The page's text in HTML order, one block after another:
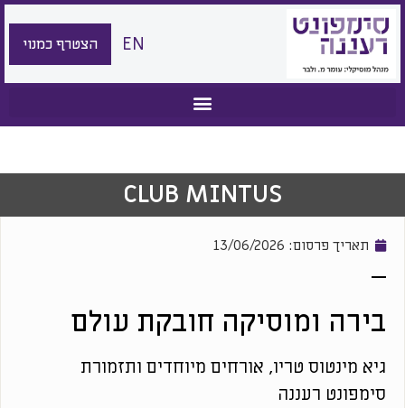
EN הצטרף כמנוי
CLUB MINTUS
תאריך פרסום: 13/06/2026
בירה ומוסיקה חובקת עולם
גיא מינטוס טריו, אורחים מיוחדים ותזמורת
סימפונט רעננה